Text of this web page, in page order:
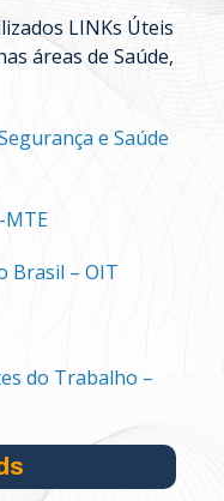
LINKs Úteis
áreas de Saúde,
e Saúde
MTE
Brasil – OIT
do Trabalho –